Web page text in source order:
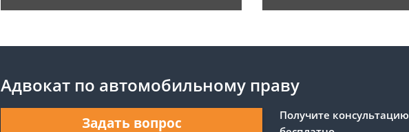
Адвокат по автомобильному праву
Задать вопрос
Получите консультацию